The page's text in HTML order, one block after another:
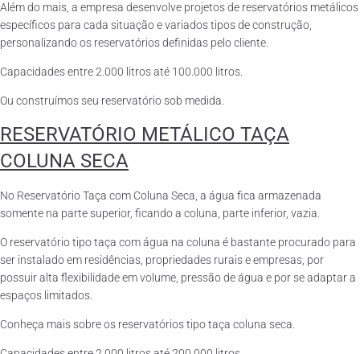
Além do mais, a empresa desenvolve projetos de reservatórios metálicos
específicos para cada situação e variados tipos de construção,
personalizando os reservatórios definidas pelo cliente.
Capacidades entre 2.000 litros até 100.000 litros.
Ou construímos seu reservatório sob medida.
RESERVATÓRIO METÁLICO TAÇA
COLUNA SECA
No Reservatório Taça com Coluna Seca, a água fica armazenada
somente na parte superior, ficando a coluna, parte inferior, vazia.
O reservatório tipo taça com água na coluna é bastante procurado para
ser instalado em residências, propriedades rurais e empresas, por
possuir alta flexibilidade em volume, pressão de água e por se adaptar a
espaços limitados.
Conheça mais sobre os reservatórios tipo taça coluna seca.